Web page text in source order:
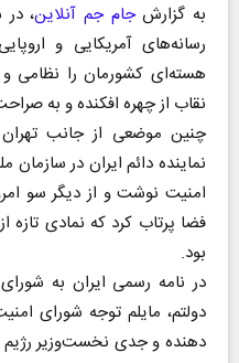
به گزارشجام جم آنلاین،
رسانه‌های آمریکایی و
هسته‌ای کشورمان را نظامی
نقاب از چهره افکنده و به
چنین موضعی از جانب
نماینده دائم ایران در
امنیت نوشت و از دیگر سو
فضا پرتاب کرد که نمادی تازه
بود.
در نامه رسمی ایران به
دولتم، مایلم توجه شورای
دهنده و جدی نخست‌وزیر رژیم